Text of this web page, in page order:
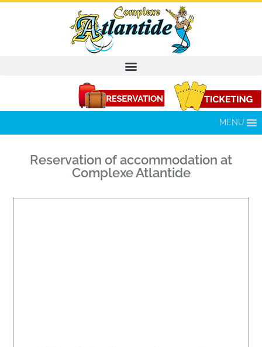
MENU
Reservation of accommodation at
Complexe Atlantide